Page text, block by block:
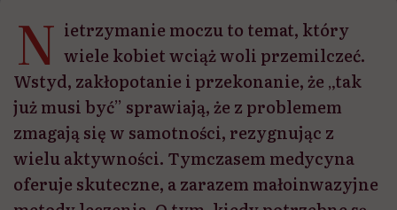
N ietrzymanie moczu to temat, który
wiele kobiet wciąż woli przemilczeć.
Wstyd, zakłopotanie i przekonanie, że „tak
już musi być” sprawiają, że z problemem
zmagają się w samotności, rezygnując z
wielu aktywności. Tymczasem medycyna
oferuje skuteczne, a zarazem małoinwazyjne